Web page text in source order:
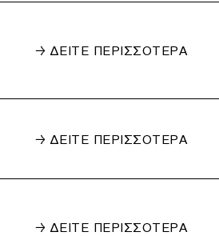
→ ΔΕΙΤΕ ΠΕΡΙΣΣΟΤΕΡΑ
→ ΔΕΙΤΕ ΠΕΡΙΣΣΟΤΕΡΑ
→ ΔΕΙΤΕ ΠΕΡΙΣΣΟΤΕΡΑ